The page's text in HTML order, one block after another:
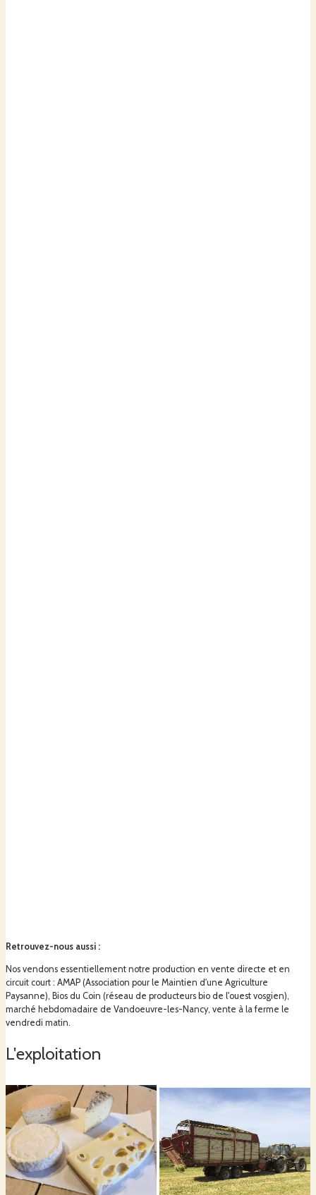
Retrouvez-nous aussi :
Nos vendons essentiellement notre production en vente directe et en
circuit court : AMAP (Association pour le Maintien d'une Agriculture
Paysanne), Bios du Coin (réseau de producteurs bio de l'ouest vosgien),
marché hebdomadaire de Vandoeuvre-les-Nancy, vente à la ferme le
vendredi matin.
L'exploitation